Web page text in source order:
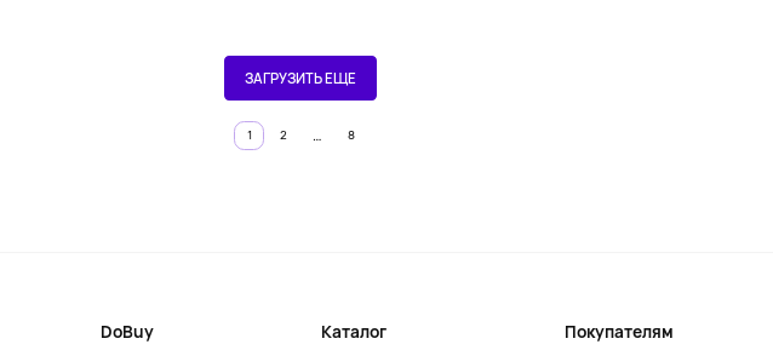
ЗАГРУЗИТЬ ЕЩЕ
1 2 … 8
DoBuy Каталог Покупателям